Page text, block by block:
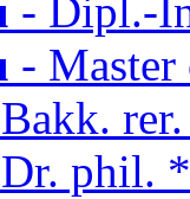
- Dipl.-
- Master
phil.